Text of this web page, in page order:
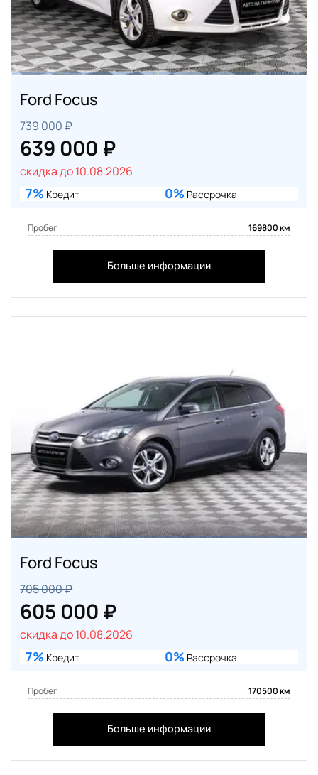
Ford Focus
739 000 ₽
639 000 ₽
скидка до 10.08.2026
7% Кредит 0% Рассрочка
Пробег 169800 км
Больше информации
Ford Focus
705 000 ₽
605 000 ₽
скидка до 10.08.2026
7% Кредит 0% Рассрочка
Пробег 170500 км
Больше информации